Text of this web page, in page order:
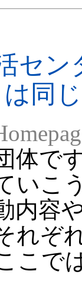
セ
同
体で
いこ
内容
れぞ
こで